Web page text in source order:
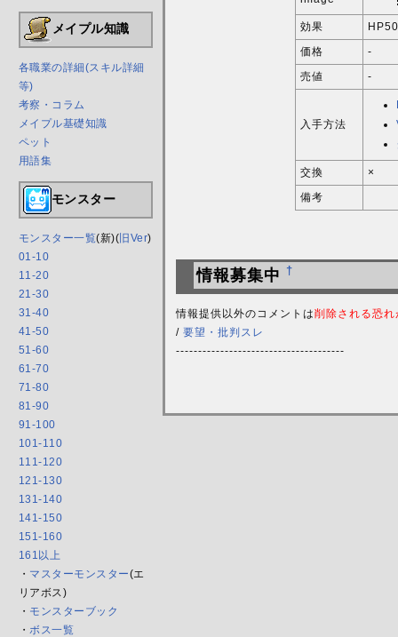
メイプル知識
各職業の詳細(スキル詳細
等)
考察・コラム
メイプル基礎知識
ペット
用語集
モンスター
モンスター一覧(新)( 旧Ver)
01-10
11-20
21-30
31-40
41-50
51-60
61-70
71-80
81-90
91-100
101-110
111-120
121-130
131-140
141-150
151-160
161以上
・ マスターモンスター(エ
リアボス)
・ モンスターブック
・ ボス一覧
効果
価格
-
売値
-
入手方法
交換
×
備考
情報募集中 †
情報提供以外のコメントは削除される恐
/ 要望・批判スレ
--------------------------------------